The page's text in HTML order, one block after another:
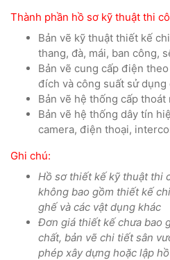
Thành phần hồ sơ kỹ thuật thi
Bản vẽ kỹ thuật thiết kế
thang, đà, mái, ban công,
Bản vẽ cung cấp điện
đích và công suất sử dụng
Bản vẽ hệ thống cấp thoát
Bản vẽ hệ thống dây tín
camera, điện thoại,
Ghi chú:
Hồ sơ thiết kế kỹ thuật thi
không bao gồm thiết kế
ghế và các vật dụng khác
Đơn giá thiết kế chưa bao
chất, bản vẽ chi tiết sân
phép xây dựng hoặc lập